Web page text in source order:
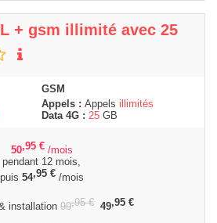
+ gsm illimité avec 25
GSM
Appels : Appels illimités
Data 4G : 25 GB
50,95 € /mois
pendant 12 mois,
puis 54,95 €/mois
installation99,95€ 49,95 €